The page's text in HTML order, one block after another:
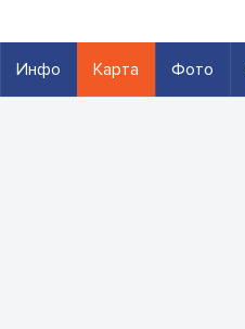
Инфо Карта Фото